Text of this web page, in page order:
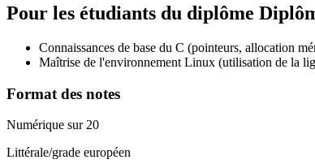
Pour les étudiants du diplôme
Connaissances de base du C (pointeurs, allocation
Maîtrise de l'environnement Linux (utilisation de la
Format des notes
Numérique sur 20
Littérale/grade européen